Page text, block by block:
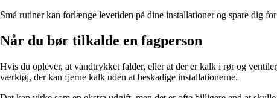
Små rutiner kan forlænge levetiden på dine installationer og spare dig
Når du bør tilkalde en fagperson
Hvis du oplever, at vandtrykket falder, eller at der er kalk i rør og
værktøj, der kan fjerne kalk uden at beskadige installationerne.